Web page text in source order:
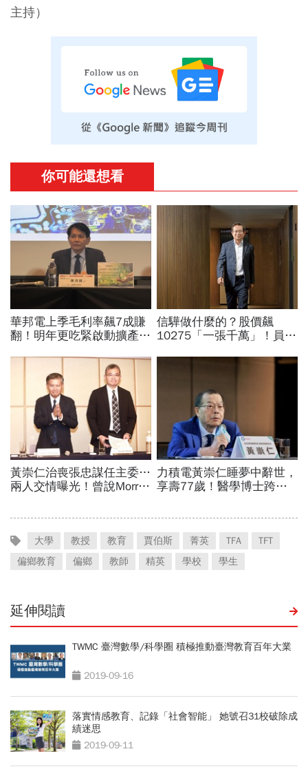
主持）
大學 教授 教育 賈伯斯 菁英 TFA
TFT
偏鄉教育
偏鄉 教師 精英 學校 學生
延伸閱讀
TWMC 臺灣數學/科學圈 積極推動臺灣教育百年大業
2019-09-16
落實情感教育、記錄「社會智能」 她號召31校破除成
績迷思
2019-09-11